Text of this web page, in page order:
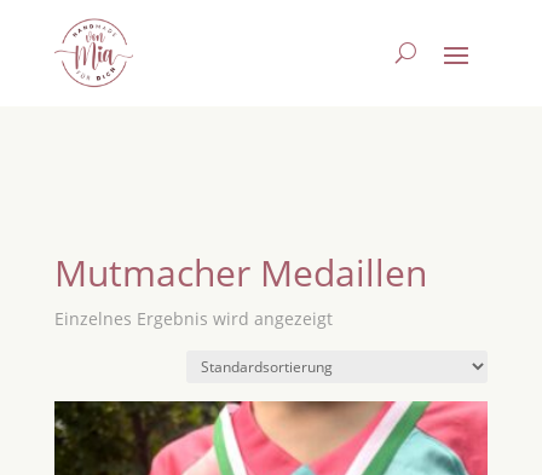
Mutmacher Medaillen
Einzelnes Ergebnis wird angezeigt